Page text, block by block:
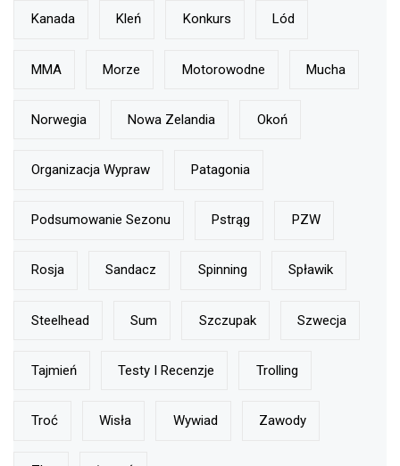
Kanada Kleń Konkurs Lód
MMA Morze Motorowodne Mucha
Norwegia Nowa Zelandia Okoń
Organizacja Wypraw Patagonia
Podsumowanie Sezonu Pstrąg PZW
Rosja Sandacz Spinning Spławik
Steelhead Sum Szczupak Szwecja
Tajmień Testy I Recenzje Trolling
Troć Wisła Wywiad Zawody